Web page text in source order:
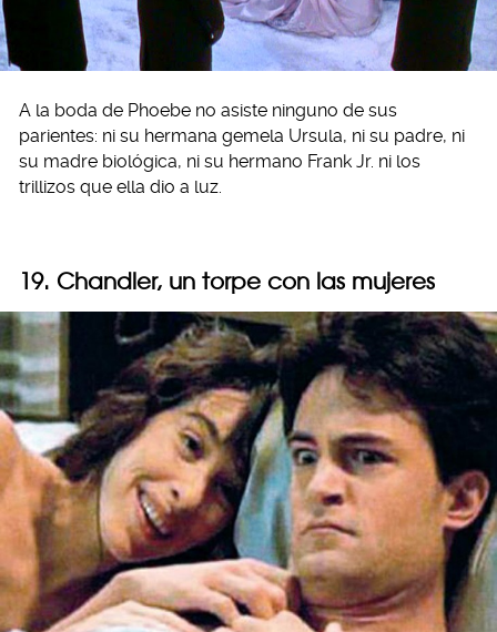
A la boda de Phoebe no asiste ninguno de sus
parientes: ni su hermana gemela Ursula, ni su padre, ni
su madre biológica, ni su hermano Frank Jr. ni los
trillizos que ella dio a luz.
19. Chandler, un torpe con las mujeres